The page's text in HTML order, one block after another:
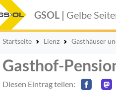
GSOL | Gelbe
Startseite Lienz Gasthäuser
Gasthof-
Diesen Eintrag teilen: